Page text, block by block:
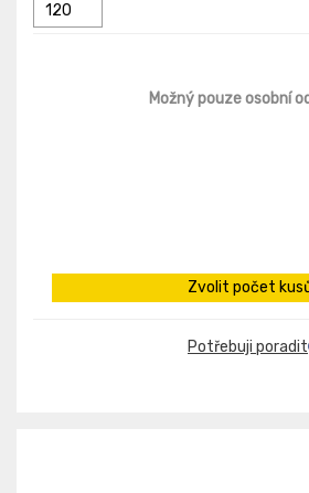
120
Možný pouze osobní
Zvolit počet
Potřebuji poradit